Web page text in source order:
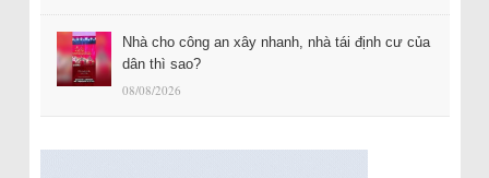
Nhà cho công an xây nhanh, nhà tái định cư của
dân thì sao?
08/08/2026